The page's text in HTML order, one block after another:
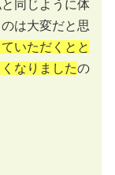
同じように体
は大変だと思
いただくとと
なりましたの